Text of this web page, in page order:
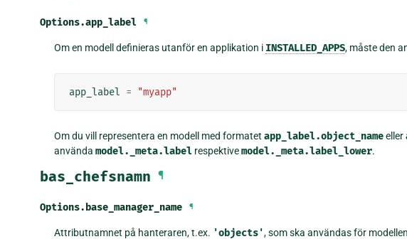
Options.app_label ¶
Om en modell definieras utanför en applikation i INSTALLED_APPS, måste den
app_label = "myapp"
Om du vill representera en modell med formatet app_label.object_nameeller
använda model._meta.label respektivemodel._meta.label_lower.
bas_chefsnamn ¶
Options.base_manager_name ¶
Attributnamnet på hanteraren, t.ex. 'objects', som ska användas för